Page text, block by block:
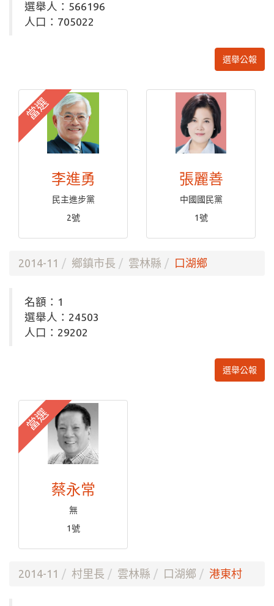
選舉人：566196
人口：705022
選舉公報
當選
李進勇
民主進步黨
2號
張麗善
中國國民黨
1號
2014-11 鄉鎮市長 雲林縣 口湖鄉
名額：1
選舉人：24503
人口：29202
選舉公報
當選
蔡永常
無
1號
2014-11 村里長 雲林縣 口湖鄉 港東村